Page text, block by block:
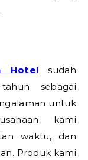
Hotel sudah
sebagai
untuk
kami
waktu, dan
Produk kami